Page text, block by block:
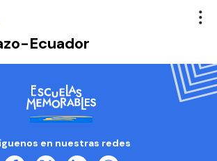
Ecuador
en nuestras redes